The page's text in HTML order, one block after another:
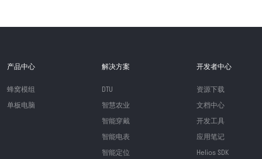
产品中心
蜂窝模组
单板电脑
解决方案
DTU
智慧农业
智能穿戴
智能电表
智能定位
开发者中心
资源下载
文档中心
开发工具
应用笔记
Helios SDK